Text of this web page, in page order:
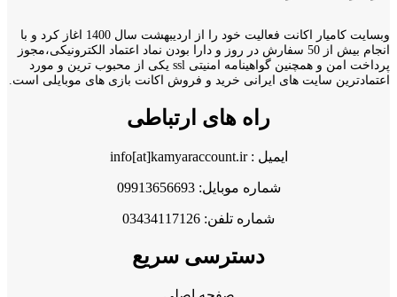
وبسایت کامیار اکانت فعالیت خود را از اردیبهشت سال 1400 اغاز کرد و با
انجام بیش از 50 سفارش در روز و دارا بودن نماد اعتماد الکترونیکی،مجوز
پرداخت امن و همچنین گواهینامه امنیتی ssl یکی از محبوب ترین و مورد
اعتمادترین سایت های ایرانی خرید و فروش اکانت بازی های موبایلی است.
راه های ارتباطی
ایمیل : info[at]kamyaraccount.ir
شماره موبایل: 09913656693
شماره تلفن: 03434117126
دسترسی سریع